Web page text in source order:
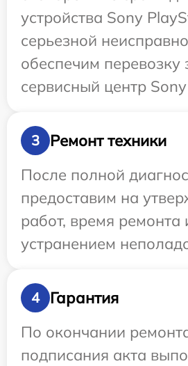
устройства Sony
серьезной
обеспечим перевозку
сервисный центр
3
Ремонт техники
После полной
предоставим на
работ, время ремонта
устранением
4
Гарантия
По окончании
подписания акта